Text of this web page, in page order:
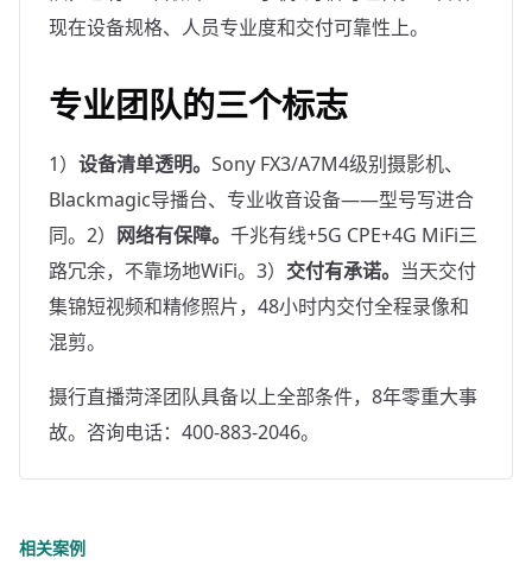
现在设备规格、人员专业度和交付可靠性上。
专业团队的三个标志
1） 设备清单透明。 Sony FX3/A7M4级别摄影机、
Blackmagic导播台、专业收音设备——型号写进合
同。2） 网络有保障。 千兆有线+5G CPE+4G MiFi三
路冗余，不靠场地WiFi。3） 交付有承诺。 当天交付
集锦短视频和精修照片，48小时内交付全程录像和
混剪。
摄行直播菏泽团队具备以上全部条件，8年零重大事
故。咨询电话：400-883-2046。
相关案例